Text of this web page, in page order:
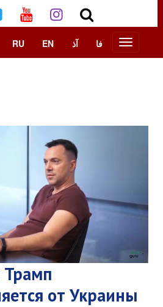
RU EN آذ فا
Трамп
от Украины